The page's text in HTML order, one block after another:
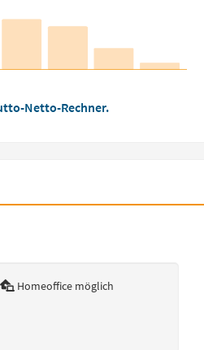
Netto-Rechner.
Homeoffice möglich